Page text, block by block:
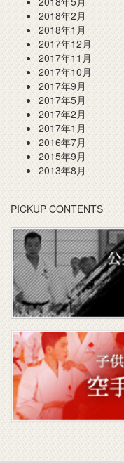
2018年2月
2018年1月
2017年12月
2017年11月
2017年10月
2017年9月
2017年5月
2017年2月
2017年1月
2016年7月
2015年9月
2013年8月
PICKUP CONTENTS